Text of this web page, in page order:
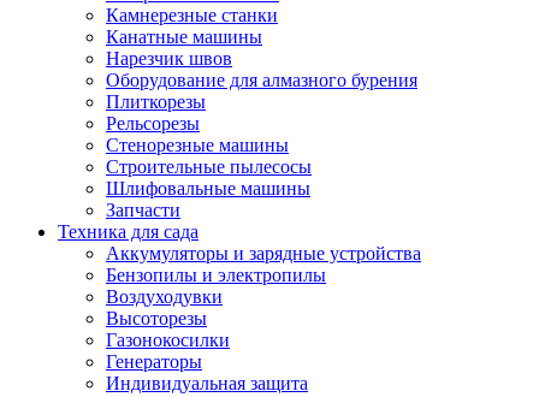
Камнерезные станки
Канатные машины
Нарезчик швов
Оборудование для алмазного бурения
Плиткорезы
Рельсорезы
Стенорезные машины
Строительные пылесосы
Шлифовальные машины
Запчасти
Техника для сада
Аккумуляторы и зарядные устройства
Бензопилы и электропилы
Воздуходувки
Высоторезы
Газонокосилки
Генераторы
Индивидуальная защита